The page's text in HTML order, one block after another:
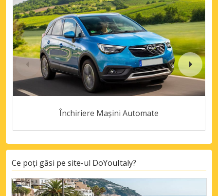
Închiriere Mașini Automate
Ce poți găsi pe site-ul DoYouItaly?